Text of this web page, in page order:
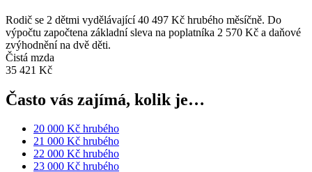
Rodič se 2 dětmi vydělávající 40 497 Kč hrubého měsíčně. Do
výpočtu započtena základní sleva na poplatníka 2 570 Kč a daňové
zvýhodnění na dvě děti.
Čistá mzda
35 421 Kč
Často vás zajímá, kolik je…
20 000 Kč hrubého
21 000 Kč hrubého
22 000 Kč hrubého
23 000 Kč hrubého